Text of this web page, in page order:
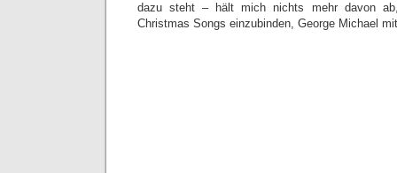
dazu steht – hält mich nichts mehr davon
Christmas Songs einzubinden, George Michael